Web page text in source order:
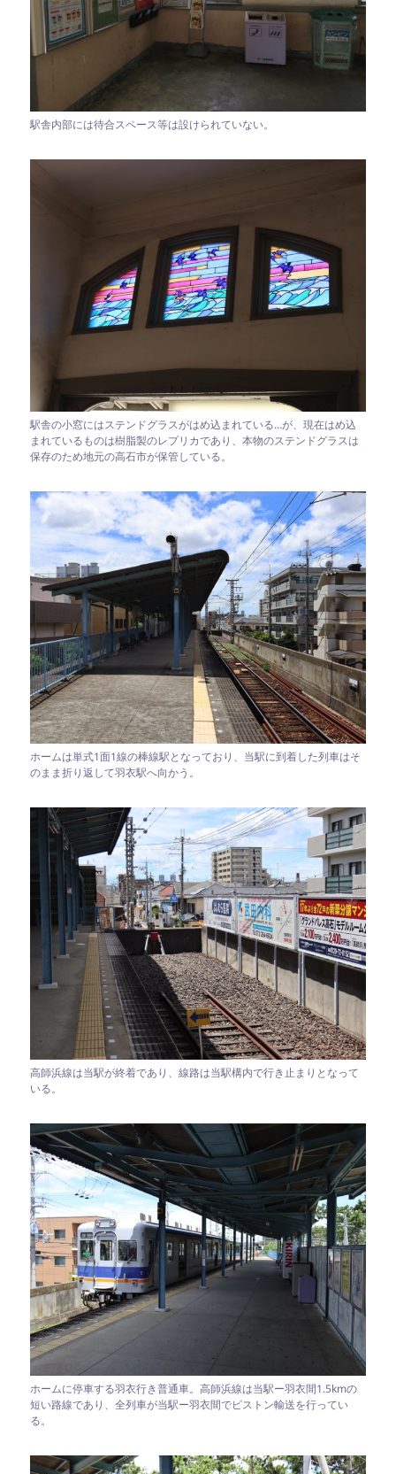
駅舎内部には待合スペース等は設けられていない。
駅舎の小窓にはステンドグラスがはめ込まれている…が、現在はめ込
まれているものは樹脂製のレプリカであり、本物のステンドグラスは
保存のため地元の高石市が保管している。
ホームは単式1面1線の棒線駅となっており、当駅に到着した列車はそ
のまま折り返して羽衣駅へ向かう。
高師浜線は当駅が終着であり、線路は当駅構内で行き止まりとなって
いる。
ホームに停車する羽衣行き普通車。高師浜線は当駅ー羽衣間1.5kmの
短い路線であり、全列車が当駅ー羽衣間でピストン輸送を行ってい
る。